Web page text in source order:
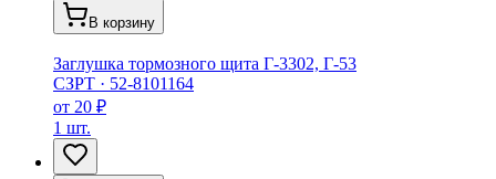
В корзину
Заглушка тормозного щита Г-3302, Г-53
СЗРТ · 52-8101164
от 20 ₽
1 шт.